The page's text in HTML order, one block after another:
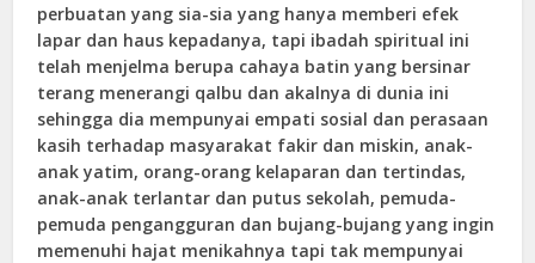
perbuatan yang sia-sia yang hanya memberi efek
lapar dan haus kepadanya, tapi ibadah spiritual ini
telah menjelma berupa cahaya batin yang bersinar
terang menerangi qalbu dan akalnya di dunia ini
sehingga dia mempunyai empati sosial dan perasaan
kasih terhadap masyarakat fakir dan miskin, anak-
anak yatim, orang-orang kelaparan dan tertindas,
anak-anak terlantar dan putus sekolah, pemuda-
pemuda pengangguran dan bujang-bujang yang ingin
memenuhi hajat menikahnya tapi tak mempunyai